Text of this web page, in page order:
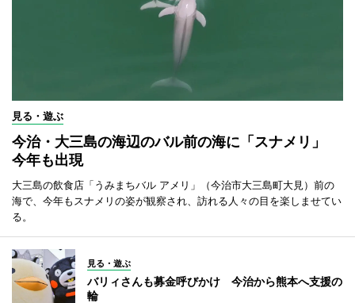
見る・遊ぶ
今治・大三島の海辺のバル前の海に「スナメリ」
今年も出現
大三島の飲食店「うみまちバル アメリ」（今治市大三島町大見）前の
海で、今年もスナメリの姿が観察され、訪れる人々の目を楽しませてい
る。
見る・遊ぶ
バリィさんも募金呼びかけ 今治から熊本へ支援の
輪